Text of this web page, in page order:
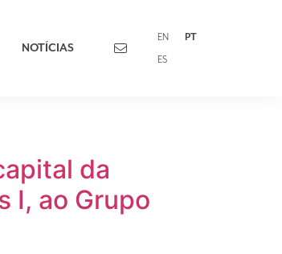
NOTÍCIAS
EN
PT
ES
da
I, ao Grupo